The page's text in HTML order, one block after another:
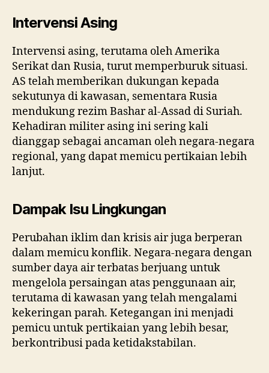
Intervensi Asing
Intervensi asing, terutama oleh Amerika
Serikat dan Rusia, turut memperburuk situasi.
AS telah memberikan dukungan kepada
sekutunya di kawasan, sementara Rusia
mendukung rezim Bashar al-Assad di Suriah.
Kehadiran militer asing ini sering kali
dianggap sebagai ancaman oleh negara-negara
regional, yang dapat memicu pertikaian lebih
lanjut.
Dampak Isu Lingkungan
Perubahan iklim dan krisis air juga berperan
dalam memicu konflik. Negara-negara dengan
sumber daya air terbatas berjuang untuk
mengelola persaingan atas penggunaan air,
terutama di kawasan yang telah mengalami
kekeringan parah. Ketegangan ini menjadi
pemicu untuk pertikaian yang lebih besar,
berkontribusi pada ketidakstabilan.